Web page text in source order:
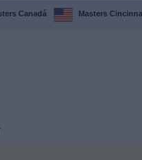
Canadá Masters